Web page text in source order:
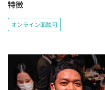
特徴
オンライン面談可